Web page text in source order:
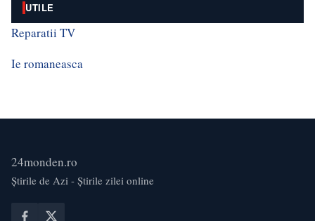
UTILE
Reparatii TV
Ie romaneasca
24monden.ro
Știrile de Azi - Știrile zilei online